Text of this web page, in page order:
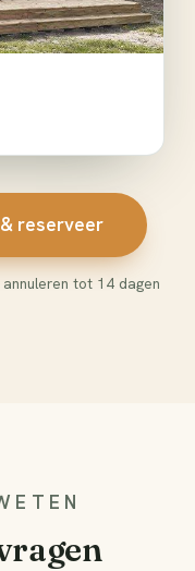
reserveer
tot 14 dagen